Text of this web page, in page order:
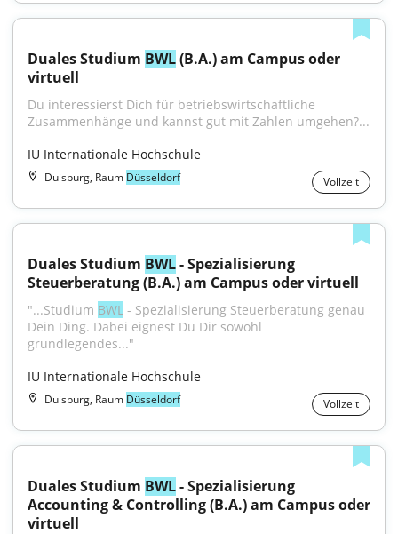
Duales Studium BWL (B.A.) am Campus oder
virtuell
Du interessierst Dich für betriebswirtschaftliche
Zusammenhänge und kannst gut mit Zahlen umgehen?...
IU Internationale Hochschule
Duisburg, Raum Düsseldorf Vollzeit
Duales Studium BWL - Spezialisierung
Steuerberatung (B.A.) am Campus oder virtuell
"...Studium BWL - Spezialisierung Steuerberatung genau
Dein Ding. Dabei eignest Du Dir sowohl
grundlegendes..."
IU Internationale Hochschule
Duisburg, Raum Düsseldorf Vollzeit
Duales Studium BWL - Spezialisierung
Accounting & Controlling (B.A.) am Campus oder
virtuell